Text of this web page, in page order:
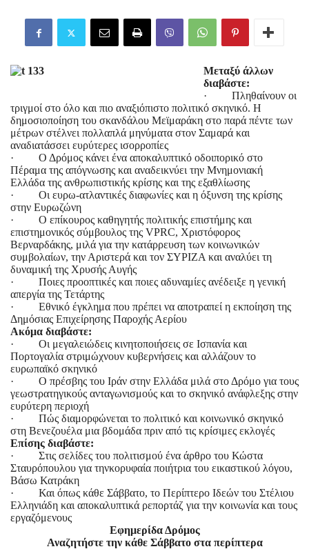
Μεταξύ άλλων
διαβάστε:
· Πληθαίνουν οι
τριγμοί στο όλο και πιο αναξιόπιστο πολιτικό σκηνικό. Η
δημοσιοποίηση του σκανδάλου Μεϊμαράκη στο παρά πέντε των
μέτρων στέλνει πολλαπλά μηνύματα στον Σαμαρά και
αναδιατάσσει ευρύτερες ισορροπίες
· Ο Δρόμος κάνει ένα αποκαλυπτικό οδοιπορικό στο
Πέραμα της απόγνωσης και αναδεικνύει την Μνημονιακή
Ελλάδα της ανθρωπιστικής κρίσης και της εξαθλίωσης
· Οι ευρω-ατλαντικές διαφωνίες και η όξυνση της κρίσης
στην Ευρωζώνη
· Ο επίκουρος καθηγητής πολιτικής επιστήμης και
επιστημονικός σύμβουλος της VPRC, Χριστόφορος
Βερναρδάκης, μιλά για την κατάρρευση των κοινωνικών
συμβολαίων, την Αριστερά και τον ΣΥΡΙΖΑ και αναλύει τη
δυναμική της Χρυσής Αυγής
· Ποιες προοπτικές και ποιες αδυναμίες ανέδειξε η γενική
απεργία της Τετάρτης
· Εθνικό έγκλημα που πρέπει να αποτραπεί η εκποίηση της
Δημόσιας Επιχείρησης Παροχής Αερίου
Ακόμα διαβάστε:
· Οι μεγαλειώδεις κινητοποιήσεις σε Ισπανία και
Πορτογαλία στριμώχνουν κυβερνήσεις και αλλάζουν το
ευρωπαϊκό σκηνικό
· Ο πρέσβης του Ιράν στην Ελλάδα μιλά στο Δρόμο για τους
γεωστρατηγικούς ανταγωνισμούς και το σκηνικό ανάφλεξης στην
ευρύτερη περιοχή
· Πώς διαμορφώνεται το πολιτικό και κοινωνικό σκηνικό
στη Βενεζουέλα μια βδομάδα πριν από τις κρίσιμες εκλογές
Επίσης διαβάστε:
· Στις σελίδες του πολιτισμού ένα άρθρο του Κώστα
Σταυρόπουλου για τηνκορυφαία ποιήτρια του εικαστικού λόγου,
Βάσω Κατράκη
· Και όπως κάθε Σάββατο, το Περίπτερο Ιδεών του Στέλιου
Ελληνιάδη και αποκαλυπτικά ρεπορτάζ για την κοινωνία και τους
εργαζόμενους
Εφημερίδα Δρόμος
Αναζητήστε την κάθε Σάββατο στα περίπτερα